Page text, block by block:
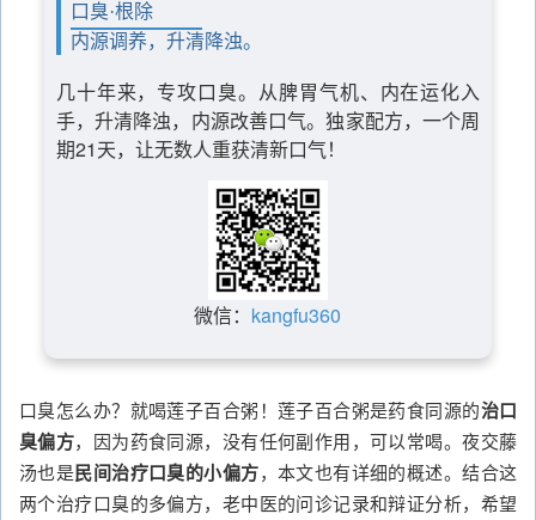
口臭·根除
内源调养，升清降浊。
几十年来，专攻口臭。从脾胃气机、内在运化入
手，升清降浊，内源改善口气。独家配方，一个周
期21天，让无数人重获清新口气！
微信： kangfu360
口臭怎么办？就喝莲子百合粥！莲子百合粥是药食同源的治口
臭偏方，因为药食同源，没有任何副作用，可以常喝。夜交藤
汤也是民间治疗口臭的小偏方，本文也有详细的概述。结合这
两个治疗口臭的多偏方，老中医的问诊记录和辩证分析，希望